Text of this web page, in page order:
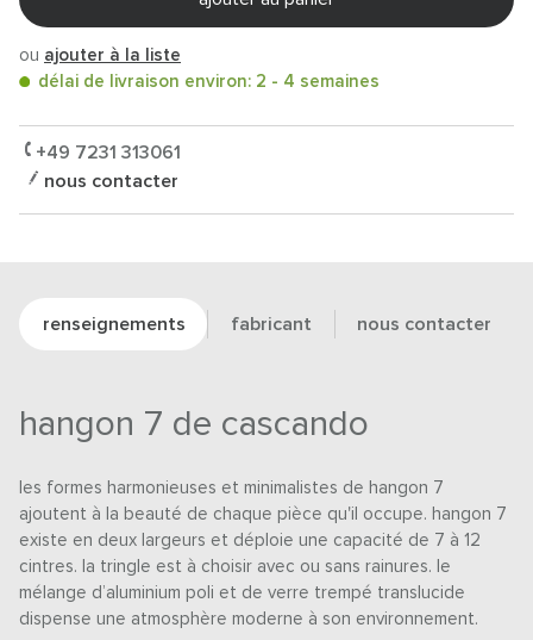
ou ajouter à la liste
délai de livraison environ: 2 - 4 semaines
+49 7231 313061
nous contacter
renseignements fabricant nous contacter
hangon 7 de cascando
les formes harmonieuses et minimalistes de hangon 7
ajoutent à la beauté de chaque pièce qu'il occupe. hangon 7
existe en deux largeurs et déploie une capacité de 7 à 12
cintres. la tringle est à choisir avec ou sans rainures. le
mélange d’aluminium poli et de verre trempé translucide
dispense une atmosphère moderne à son environnement.